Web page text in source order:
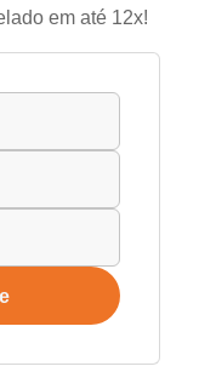
em até 12x!